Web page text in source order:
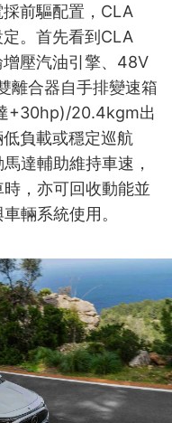
前驅配置，CLA
。首先看到CLA
壓汽油引擎、48V
離合器自手排變速箱
+30hp)/20.4kgm出
負載或穩定巡航
達輔助維持車速，
，亦可回收動能並
輛系統使用。